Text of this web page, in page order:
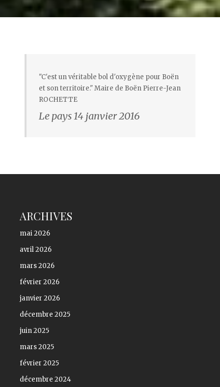
"C'est un véritable bol d'oxygène pour Boën
et son territoire." Maire de Boën Pierre-Jean
ROCHETTE
Le pays 14 janvier 2016
ARCHIVES
mai 2026
avril 2026
mars 2026
février 2026
janvier 2026
décembre 2025
juin 2025
mars 2025
février 2025
décembre 2024